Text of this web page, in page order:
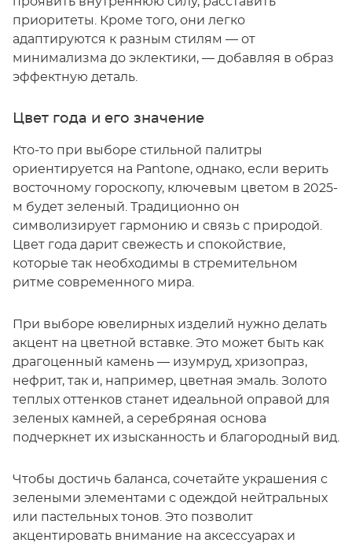
приоритеты. Кроме того, они легко
адаптируются к разным стилям — от
минимализма до эклектики, — добавляя в образ
эффектную деталь.
Цвет года и его значение
Кто-то при выборе стильной палитры
ориентируется на Pantone, однако, если верить
восточному гороскопу, ключевым цветом в 2025-
м будет зеленый. Традиционно он
символизирует гармонию и связь с природой.
Цвет года дарит свежесть и спокойствие,
которые так необходимы в стремительном
ритме современного мира.
При выборе ювелирных изделий нужно делать
акцент на цветной вставке. Это может быть как
драгоценный камень — изумруд, хризопраз,
нефрит, так и, например, цветная эмаль. Золото
теплых оттенков станет идеальной оправой для
зеленых камней, а серебряная основа
подчеркнет их изысканность и благородный вид.
Чтобы достичь баланса, сочетайте украшения с
зелеными элементами с одеждой нейтральных
или пастельных тонов. Это позволит
акцентировать внимание на аксессуарах и